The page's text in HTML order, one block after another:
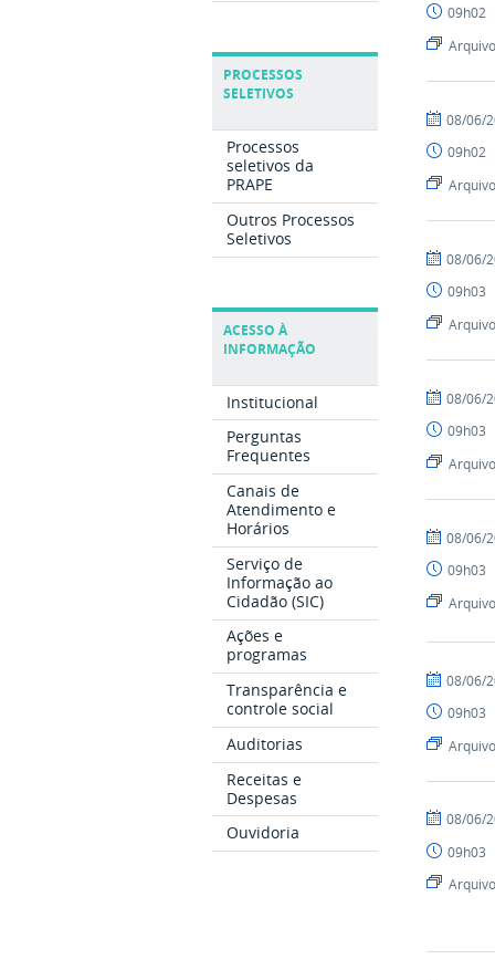
PROCESSOS
SELETIVOS
Processos
seletivos da
PRAPE
Outros Processos
Seletivos
ACESSO À
INFORMAÇÃO
Institucional
Perguntas
Frequentes
Canais de
Atendimento e
Horários
Serviço de
Informação ao
Cidadão (SIC)
Ações e
programas
Transparência e
controle social
Auditorias
Receitas e
Despesas
Ouvidoria
09h02
Arquivo
por
publicado
08/06/
09h02
Arquivo
por
publicado
08/06/
09h03
Arquivo
por
publicado
08/06/
09h03
Arquivo
por
publicado
08/06/
09h03
Arquivo
por
publicado
08/06/
09h03
Arquivo
por
publicado
08/06/
09h03
Arquivo